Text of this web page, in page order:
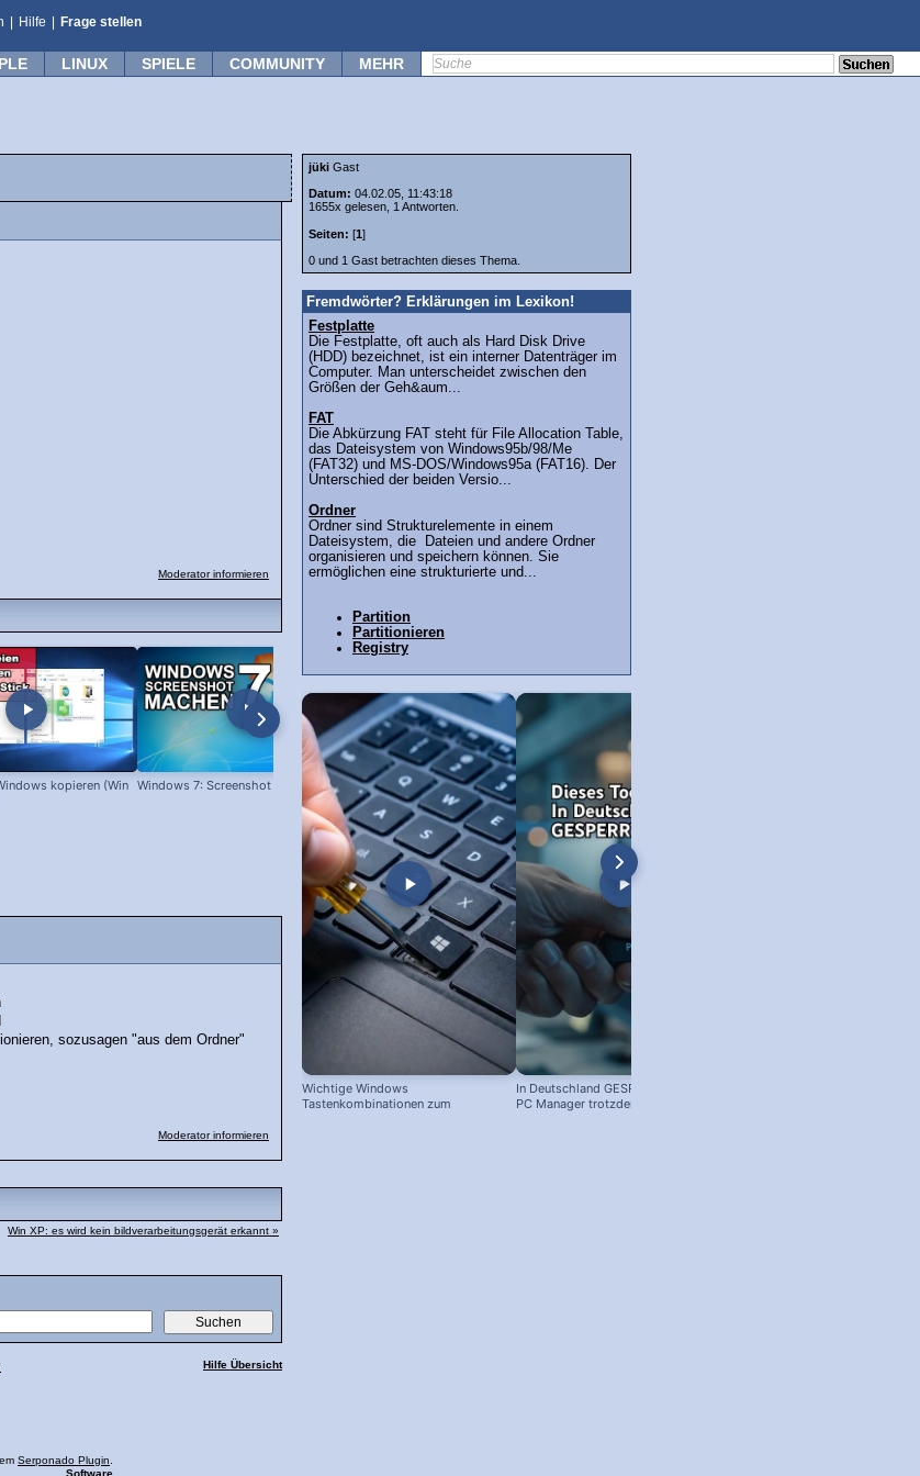
Hilfe Frage stellen
LINUX SPIELE COMMUNITY MEHR
Moderator informieren
kopieren (Win Windows 7: Screenshot machen Programme löschen unter Windows 11Windows 11 Screenshot + Bildschirm-
Video!
sozusagen "aus dem Ordner"
Moderator informieren
Win XP: es wird kein bildverarbeitungsgerät erkannt »
Hilfe Übersicht
jüki Gast
Datum: 04.02.05, 11:43:18
1655x gelesen, 1 Antworten.
Seiten: [1]
0 und 1 Gast betrachten dieses Thema.
Fremdwörter? Erklärungen im Lexikon!
Festplatte
Die Festplatte, oft auch als Hard Disk Drive
(HDD) bezeichnet, ist ein interner Datenträger im
Computer. Man unterscheidet zwischen den
Größen der Geh&aum...
FAT
Die Abkürzung FAT steht für File Allocation Table,
das Dateisystem von Windows95b/98/Me
(FAT32) und MS-DOS/Windows95a (FAT16). Der
Unterschied der beiden Versio...
Ordner
Ordner sind Strukturelemente in einem
Dateisystem, die Dateien und andere Ordner
organisieren und speichern können. Sie
ermöglichen eine strukturierte und...
Partition
Partitionieren
Registry
Wichtige Windows
Tastenkombinationen zum
In Deutschland GESPERRT: Microsoft
PC Manager trotzdem installieren
Serponado Plugin
Software